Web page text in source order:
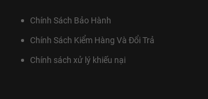
Chính Sách Bảo Hành
Chính Sách Kiểm Hàng Và Đổi Trả
Chính sách xử lý khiếu nại